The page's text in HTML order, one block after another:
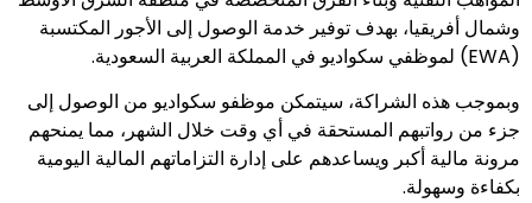
وشمال أفريقيا، بهدف توفير خدمة الوصول إلى الأجور المكتسبة
(EWA) لموظفي سكواديو في المملكة العربية السعودية.
وبموجب هذه الشراكة، سيتمكن موظفو سكواديو من الوصول إلى
جزء من رواتبهم المستحقة في أي وقت خلال الشهر، مما يمنحهم
مرونة مالية أكبر ويساعدهم على إدارة التزاماتهم المالية اليومية
بكفاءة وسهولة.